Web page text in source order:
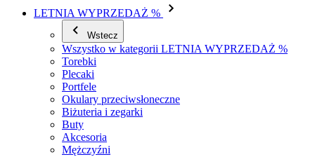
LETNIA WYPRZEDAŻ %
Wstecz
Wszystko w kategorii LETNIA WYPRZEDAŻ %
Torebki
Plecaki
Portfele
Okulary przeciwsłoneczne
Biżuteria i zegarki
Buty
Akcesoria
Mężczyźni